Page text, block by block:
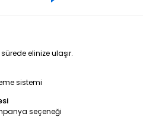
elinize ulaşır.
sistemi
seçeneği